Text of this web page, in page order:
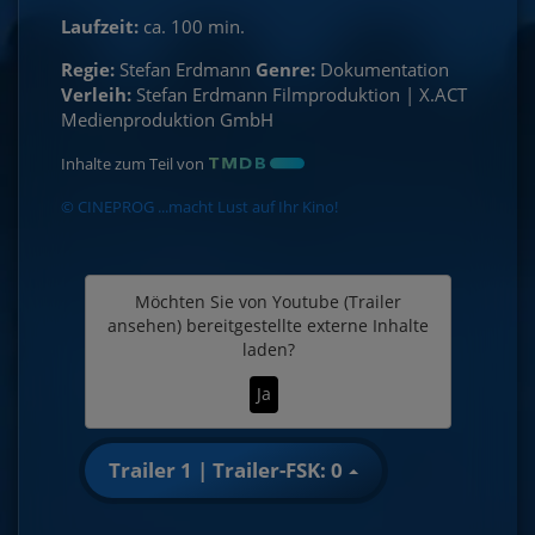
Laufzeit: ca. 100 min.
Regie: Stefan Erdmann Genre: Dokumentation
Verleih: Stefan Erdmann Filmproduktion | X.ACT
Medienproduktion GmbH
Inhalte zum Teil von
© CINEPROG ...macht Lust auf Ihr Kino!
Möchten Sie von Youtube (Trailer
ansehen) bereitgestellte externe Inhalte
laden?
Ja
Trailer 1 | Trailer-FSK: 0